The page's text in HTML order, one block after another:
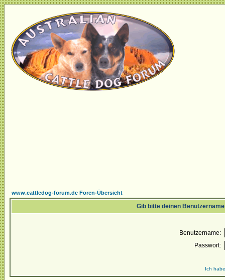
www.cattledog-forum.de Foren-Übersicht
Gib bitte deinen
Benutzername:
Passwort:
Ich